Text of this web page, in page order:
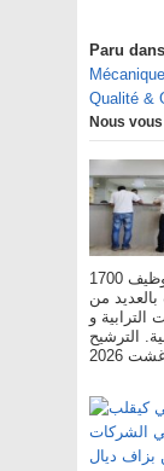
Paru
Mécanique
Qualité &
Nous
مباريات لتوظيف 1700
من
الترابية و
الترشيح